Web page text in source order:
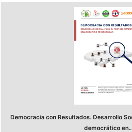
Democracia con Resultados. Desarrollo
democrático